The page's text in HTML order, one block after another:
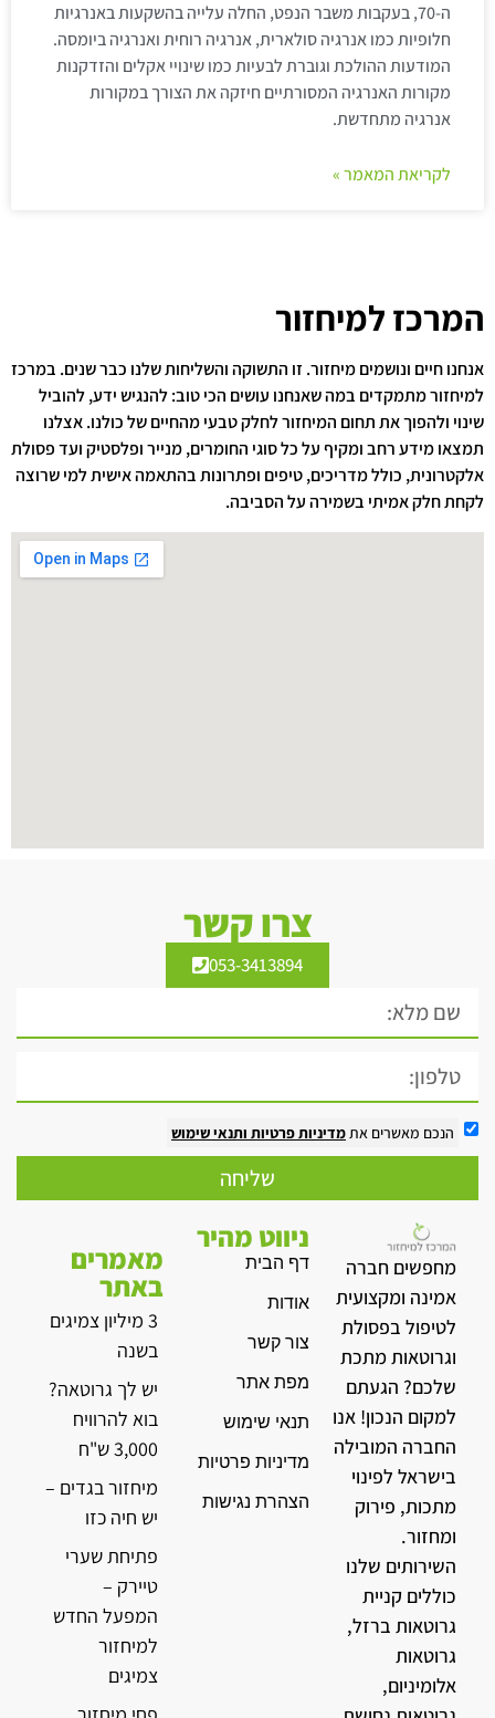
ה-70, בעקבות משבר הנפט, החלה עלייה בהשקעות באנרגיות
חלופיות כמו אנרגיה סולארית, אנרגיה רוחית ואנרגיה ביומסה.
המודעות ההולכת וגוברת לבעיות כמו שינויי אקלים והזדקנות
מקורות האנרגיה המסורתיים חיזקה את הצורך במקורות
אנרגיה מתחדשת.
לקריאת המאמר »
המרכז למיחזור
אנחנו חיים ונושמים מיחזור. זו התשוקה והשליחות שלנו כבר שנים. במרכז
למיחזור מתמקדים במה שאנחנו עושים הכי טוב: להנגיש ידע, להוביל
שינוי ולהפוך את תחום המיחזור לחלק טבעי מהחיים של כולנו. אצלנו
תמצאו מידע רחב ומקיף על כל סוגי החומרים, מנייר ופלסטיק ועד פסולת
אלקטרונית, כולל מדריכים, טיפים ופתרונות בהתאמה אישית למי שרוצה
לקחת חלק אמיתי בשמירה על הסביבה.
צרו קשר
053-3413894
הנכם מאשרים אתמדיניות פרטיות ותנאי שימוש
שליחה
מחפשים חברה
אמינה ומקצועית
לטיפול בפסולת
וגרוטאות מתכת
שלכם? הגעתם
למקום הנכון! אנו
החברה המובילה
בישראל לפינוי
מתכות, פירוק
ומחזור.
השירותים שלנו
כוללים קניית
גרוטאות ברזל,
גרוטאות
אלומיניום,
ניווט מהיר
דף הבית
אודות
צור קשר
מפת אתר
תנאי שימוש
מדיניות פרטיות
הצהרת נגישות
מאמרים
באתר
3 מיליון צמיגים
בשנה
יש לך גרוטאה?
בוא להרוויח
3,000 ש"ח
מיחזור בגדים –
יש חיה כזו
פתיחת שערי
טיירק –
המפעל החדש
למיחזור
צמיגים